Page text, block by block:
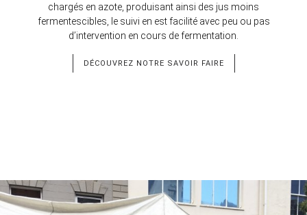
chargés en azote, produisant ainsi des jus moins
fermentescibles, le suivi en est facilité avec peu ou pas
d’intervention en cours de fermentation.
DÉCOUVREZ NOTRE SAVOIR FAIRE